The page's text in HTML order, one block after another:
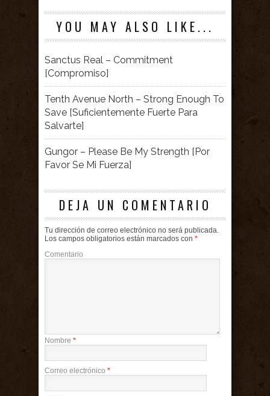
YOU MAY ALSO LIKE...
Sanctus Real – Commitment
[Compromiso]
Tenth Avenue North – Strong Enough To
Save [Suficientemente Fuerte Para
Salvarte]
Gungor – Please Be My Strength [Por
Favor Se Mi Fuerza]
DEJA UN COMENTARIO
Tu dirección de correo electrónico no será publicada.
Los campos obligatorios están marcados con *
Comentario
Nombre *
Correo electrónico *